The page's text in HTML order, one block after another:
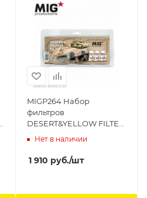
MIGP264 Набор
фильтров
DESERT&YELLOW FILTER
SET MIG Productions
Нет в наличии
1 910 руб./шт